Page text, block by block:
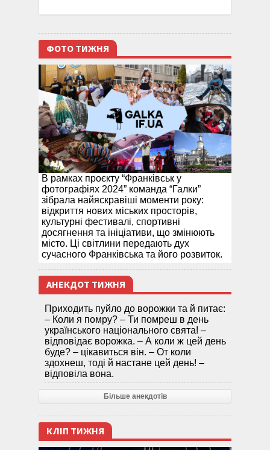
ФОТО ТИЖНЯ
В рамках проєкту “Франківськ у
фотографіях 2024” команда “Галки”
зібрала найяскравіші моменти року:
відкриття нових міських просторів,
культурні фестивалі, спортивні
досягнення та ініціативи, що змінюють
місто. Ці світлини передають дух
сучасного Франківська та його розвиток.
АНЕКДОТ ТИЖНЯ
Приходить пуйло до ворожки та й питає:
– Коли я помру? – Ти помреш в день
українського національного свята! –
відповідає ворожка. – А коли ж цей день
буде? – цікавиться він. – От коли
здохнеш, тоді й настане цей день! –
відповіла вона.
Більше анекдотів
КЛІП ТИЖНЯ